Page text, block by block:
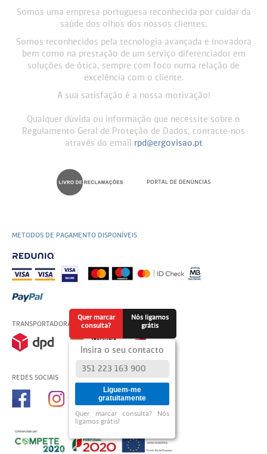
Somos uma empresa portuguesa reconhecida por cuidar da
saúde dos olhos dos nossos clientes.
Somos reconhecidos pela tecnologia avançada e inovadora
bem como na prestação de um serviço diferenciador em
soluções de ótica, sempre com foco numa relação de
excelência com o cliente.
A sua satisfação é a nossa motivação!
Qualquer dúvida ou informação que necessite sobre o
Regulamento Geral de Proteção de Dados, contacte-nos
através do email
rpd@ergovisao.pt
METODOS DE PAGAMENTO DISPONÍVEIS
TRANSPORTADORAS USADAS
REDES SOCIAIS
Quer marcar
consulta?
Nós ligamos
grátis
Insira o seu contacto
Liguem-me
gratuitamente
Quer marcar consulta? Nós
ligamos grátis!